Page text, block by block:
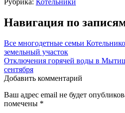
Навигация по
Все многодетные семьи
земельный участок
Отключения горячей воды в
сентября
Добавить комментарий
Ваш адрес email не будет
помечены *